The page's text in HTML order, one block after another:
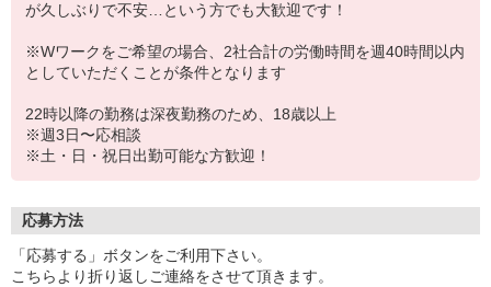
が久しぶりで不安…という方でも大歓迎です！
※Wワークをご希望の場合、2社合計の労働時間を週40時間以内
としていただくことが条件となります
22時以降の勤務は深夜勤務のため、18歳以上
※週3日〜応相談
※土・日・祝日出勤可能な方歓迎！
応募方法
「応募する」ボタンをご利用下さい。
こちらより折り返しご連絡をさせて頂きます。